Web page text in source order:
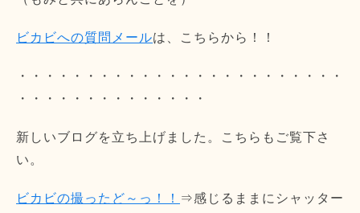
ビカビへの質問メールは、こちらから！！
・・・・・・・・・・・・・・・・・・・・・・・・
・・・・・・・・・・・・・・
新しいブログを立ち上げました。こちらもご覧下さ
い。
ビカビの撮ったど～っ！！ ⇒感じるままにシャッター